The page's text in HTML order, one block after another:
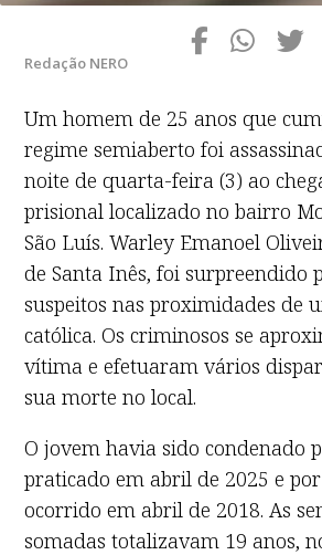
Redação NERO
Um homem de 25 anos que
regime semiaberto foi
noite de quarta-feira (3) ao
prisional localizado no bairro
São Luís. Warley Emanoel
de Santa Inês, foi surpreendido
suspeitos nas proximidades de
católica. Os criminosos se
vítima e efetuaram vários
sua morte no local.
O jovem havia sido condenado
praticado em abril de 2025 e
ocorrido em abril de 2018. As
somadas totalizavam 19 anos,